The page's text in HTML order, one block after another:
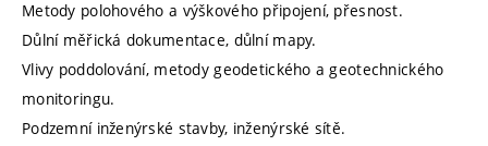
Metody polohového a výškového připojení, přesnost.
Důlní měřická dokumentace, důlní mapy.
Vlivy poddolování, metody geodetického a geotechnického
monitoringu.
Podzemní inženýrské stavby, inženýrské sítě.